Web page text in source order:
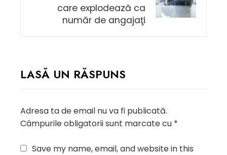
care explodează ca
număr de angajaţi
LASĂ UN RĂSPUNS
Adresa ta de email nu va fi publicată.
Câmpurile obligatorii sunt marcate cu *
Save my name, email, and website in this